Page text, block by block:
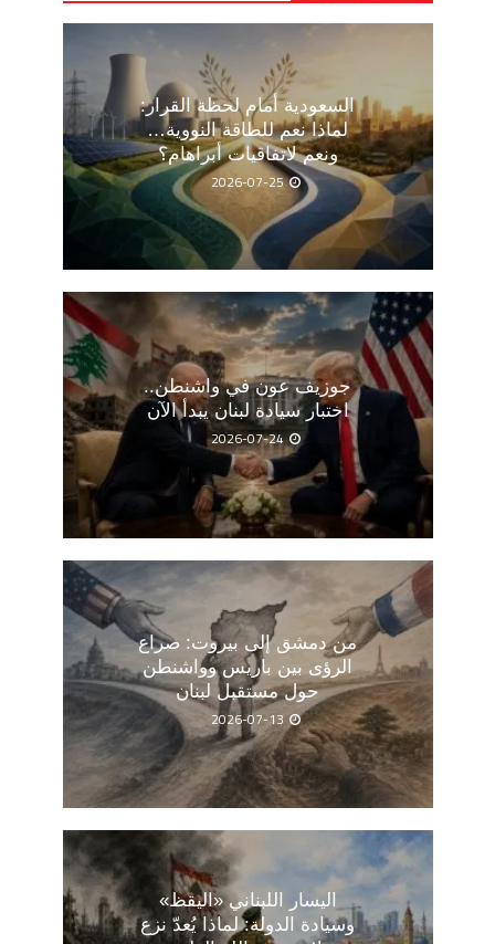
السعودية أمام لحظة القرار:
لماذا نعم للطاقة النووية…
ونعم لاتفاقيات أبراهام؟
2026-07-25
جوزيف عون في واشنطن..
اختبار سيادة لبنان يبدأ الآن
2026-07-24
من دمشق إلى بيروت: صراع
الرؤى بين باريس وواشنطن
حول مستقبل لبنان
2026-07-13
اليسار اللبناني «اليقظ»
وسيادة الدولة: لماذا يُعدّ نزع